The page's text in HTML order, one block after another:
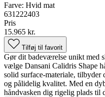
Farve: Hvid mat
631222403
Pris
15.965 kr.
Tilføj til favorit
Gør dit badeværelse unikt med
vælge Dansani Calidris Shape
solid surface-materiale, tilbyder
og pålidelig kvalitet. Med en
håndvasken dig rigelig plads til